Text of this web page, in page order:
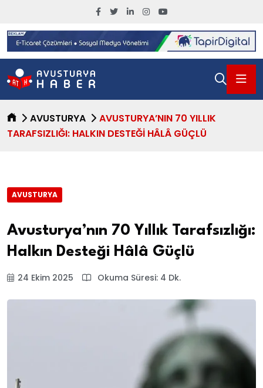
AVUSTURYA
AVUSTURYA’NIN 70 YILLIK
TARAFSIZLIĞI: HALKIN DESTEĞI HÂLÂ GÜÇLÜ
AVUSTURYA
Avusturya’nın 70 Yıllık Tarafsızlığı:
Halkın Desteği Hâlâ Güçlü
24 Ekim 2025 Okuma Süresi: 4 Dk.